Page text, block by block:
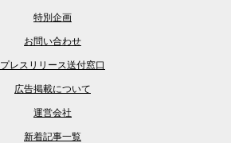
特別企画
お問い合わせ
プレスリリース送付窓口
広告掲載について
運営会社
新着記事一覧